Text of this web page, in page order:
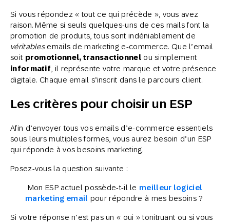
Si vous répondez « tout ce qui précède », vous avez
raison. Même si seuls quelques-uns de ces mails font la
promotion de produits, tous sont indéniablement de
véritablesemails de marketing e-commerce. Que l’email
soit promotionnel, transactionnelou simplement
informatif , il représente votre marque et votre présence
digitale. Chaque email s’inscrit dans le parcours client.
Les critères pour choisir un ESP
Afin d’envoyer tous vos emails d’e-commerce essentiels
sous leurs multiples formes, vous aurez besoin d’un ESP
qui réponde à vos besoins marketing.
Posez-vous la question suivante :
Mon ESP actuel possède-t-il le meilleur logiciel
marketing email pour répondre à mes besoins ?
Si votre réponse n’est pas un « oui » tonitruant ou si vous